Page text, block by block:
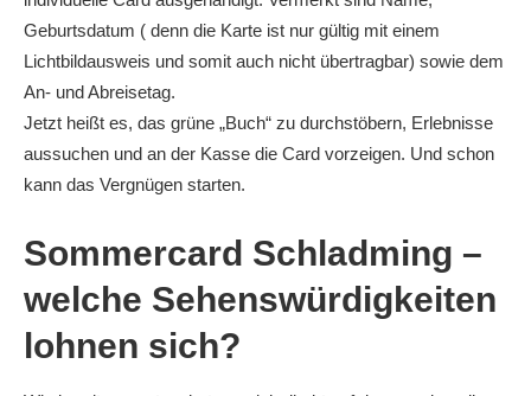
Geburtsdatum ( denn die Karte ist nur gültig mit einem
Lichtbildausweis und somit auch nicht übertragbar) sowie dem
An- und Abreisetag.
Jetzt heißt es, das grüne „Buch“ zu durchstöbern, Erlebnisse
aussuchen und an der Kasse die Card vorzeigen. Und schon
kann das Vergnügen starten.
Sommercard Schladming –
welche Sehenswürdigkeiten
lohnen sich?